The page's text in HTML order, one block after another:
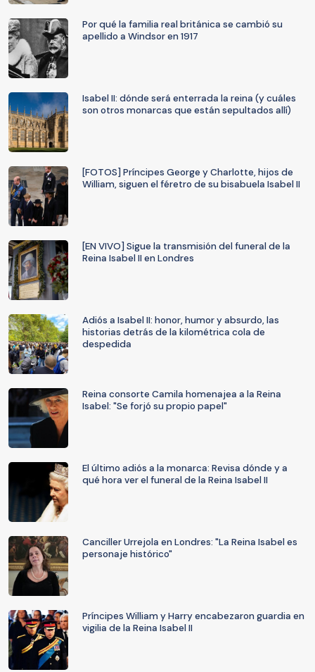
Por qué la familia real británica se cambió su
apellido a Windsor en 1917
Isabel II: dónde será enterrada la reina (y cuáles
son otros monarcas que están sepultados allí)
[FOTOS] Príncipes George y Charlotte, hijos de
William, siguen el féretro de su bisabuela Isabel II
[EN VIVO] Sigue la transmisión del funeral de la
Reina Isabel II en Londres
Adiós a Isabel II: honor, humor y absurdo, las
historias detrás de la kilométrica cola de
despedida
Reina consorte Camila homenajea a la Reina
Isabel: "Se forjó su propio papel"
El último adiós a la monarca: Revisa dónde y a
qué hora ver el funeral de la Reina Isabel II
Canciller Urrejola en Londres: "La Reina Isabel es
personaje histórico"
Príncipes William y Harry encabezaron guardia en
vigilia de la Reina Isabel II